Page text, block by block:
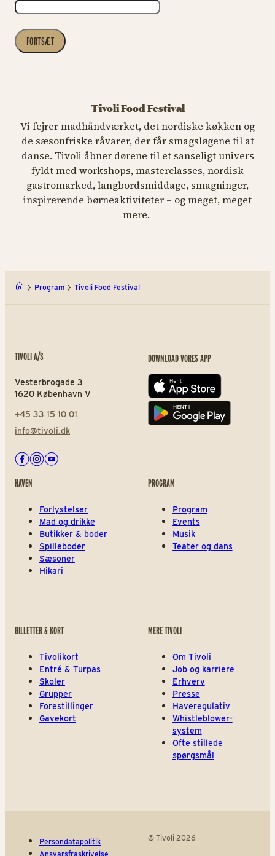
FORTSÆT
Tivoli Food Festival
Vi fejrer madhåndværket, det nordiske køkken og
de sæsonfriske råvarer, der får smagsløgene til at
danse. Tivoli åbner dørene til et sanseligt univers
fyldt med workshops, masterclasses, nordisk
gastromarked, langbordsmiddage, smagninger,
inspirerende børneaktiviteter – og meget, meget
mere.
Program Tivoli Food Festival
TIVOLI A/S
Vesterbrogade 3
1620 København V
+45 33 15 10 01
info@tivoli.dk
Facebook
Instagram
Youtube
DOWNLOAD VORES APP
App store
Play store
HAVEN
Forlystelser
Mad og drikke
Butikker & boder
Spilleboder
Sæsoner
Hikari
PROGRAM
Program
Events
Musik
Teater og dans
BILLETTER & KORT
Tivolikort
Entré & Turpas
Skoler
Grupper
Forestillinger
Gavekort
MERE TIVOLI
Om Tivoli
Job og karriere
Erhverv
Presse
Haveregulativ
Whistleblower-
system
Ofte stillede
spørgsmål
Persondatapolitik
Ansvarsfraskrivelse
© Tivoli 2026